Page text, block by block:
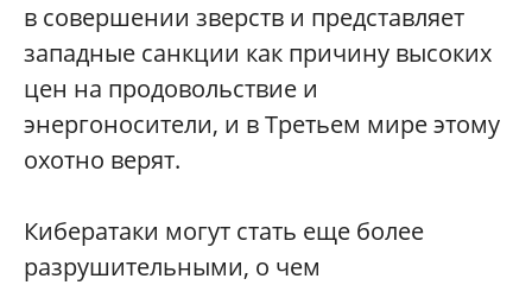
в совершении зверств и представляет
западные санкции как причину высоких
цен на продовольствие и
энергоносители, и в Третьем мире этому
охотно верят.
Кибератаки могут стать еще более
разрушительными, о чем